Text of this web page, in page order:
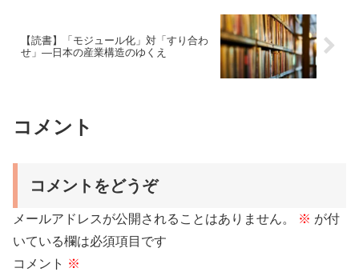
【読書】「モジュール化」対「すり合わ
せ」―日本の産業構造のゆくえ
コメント
コメントをどうぞ
メールアドレスが公開されることはありません。 ※ が付
いている欄は必須項目です
コメント ※